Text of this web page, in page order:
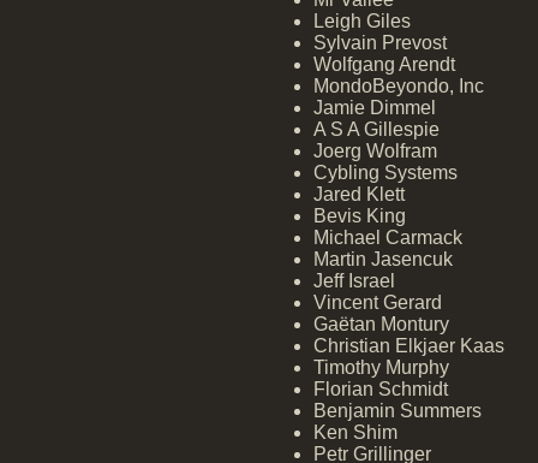
Leigh Giles
Sylvain Prevost
Wolfgang Arendt
MondoBeyondo, Inc
Jamie Dimmel
A S A Gillespie
Joerg Wolfram
Cybling Systems
Jared Klett
Bevis King
Michael Carmack
Martin Jasencuk
Jeff Israel
Vincent Gerard
Gaëtan Montury
Christian Elkjaer Kaas
Timothy Murphy
Florian Schmidt
Benjamin Summers
Ken Shim
Petr Grillinger